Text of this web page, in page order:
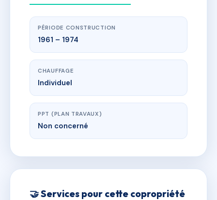
PÉRIODE CONSTRUCTION
1961 – 1974
CHAUFFAGE
Individuel
PPT (PLAN TRAVAUX)
Non concerné
🤝 Services pour cette copropriété